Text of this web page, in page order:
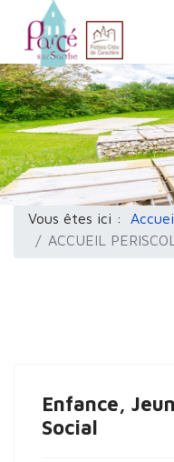
Vous êtes ici :
ACCUEIL
Enfance,
Social